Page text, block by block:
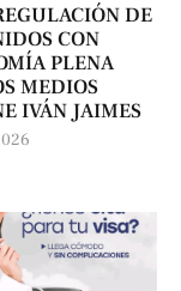
DE
CON
PLENA
MEDIOS
IVÁN JAIMES